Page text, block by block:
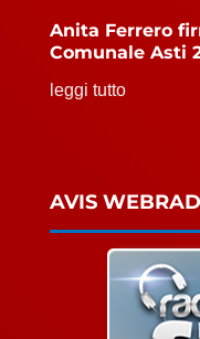
Anita Ferrero
Comunale Asti
leggi tutto
AVIS